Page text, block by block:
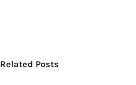
Related Posts